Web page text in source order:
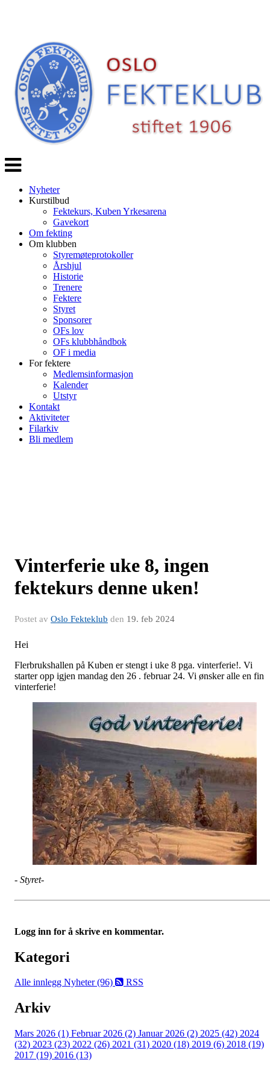
Veksle
navigasjon
Nyheter
Kurstilbud
Fektekurs, Kuben Yrkesarena
Gavekort
Om fekting
Om klubben
Styremøteprotokoller
Årshjul
Historie
Trenere
Fektere
Styret
Sponsorer
OFs lov
OFs klubbhåndbok
OF i media
For fektere
Medlemsinformasjon
Kalender
Utstyr
Kontakt
Aktiviteter
Filarkiv
Bli medlem
Vinterferie uke 8, ingen
fektekurs denne uken!
Postet av Oslo Fekteklub den 19. feb 2024
Hei
Flerbrukshallen på Kuben er stengt i uke 8 pga. vinterferie!. Vi
starter opp igjen mandag den 26 . februar 24. Vi ønsker alle en fin
vinterferie!
- Styret-
Logg inn for å skrive en kommentar.
Kategori
Alle innlegg Nyheter (96) RSS
Arkiv
Mars 2026 (1) Februar 2026 (2) Januar 2026 (2) 2025 (42) 2024
(32) 2023 (23) 2022 (26) 2021 (31) 2020 (18) 2019 (6) 2018 (19)
2017 (19) 2016 (13)